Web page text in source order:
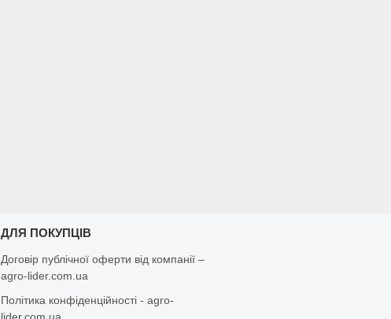
ДЛЯ ПОКУПЦІВ
Договір публічної оферти від компанії –
agro-lider.com.ua
Політика конфіденційності - agro-
lider.com.ua